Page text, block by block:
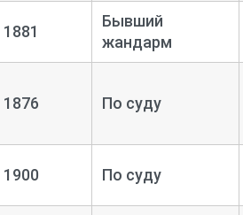
1881
Бывший
жандарм
1876 По суду
1900 По суду